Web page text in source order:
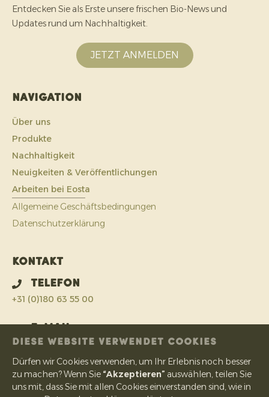
DIESE WEBSITE VERWENDET COOKIES
Dürfen wir Cookies verwenden, um Ihr Erlebnis noch besser
zu machen? Wenn Sie “Akzeptieren” auswählen, teilen Sie
uns mit, dass Sie mit allen Cookies einverstanden sind, wie in
Entdecken Sie als Erste unsere frischen Bio-News und
Updates rund um Nachhaltigkeit.
JETZT ANMELDEN
Navigation
Über uns
Produkte
Nachhaltigkeit
Neuigkeiten & Veröffentlichungen
Arbeiten bei Eosta
Allgemeine Geschäftsbedingungen
Datenschutzerklärung
Kontakt
Telefon
+31 (0)180 63 55 00
E-Mail
info@eosta.com
Adresse
IJsermanweg 15